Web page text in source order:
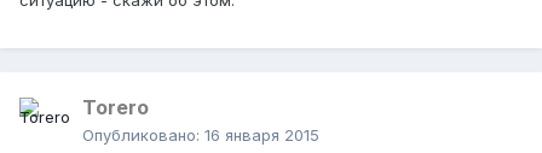
Тоrero
Опубликовано: 16 января 2015